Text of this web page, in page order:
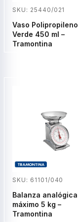
SKU: 25440/021
Vaso Polipropileno
Verde 450 ml –
Tramontina
SKU: 61101/040
Balanza analógica
máximo 5 kg –
Tramontina